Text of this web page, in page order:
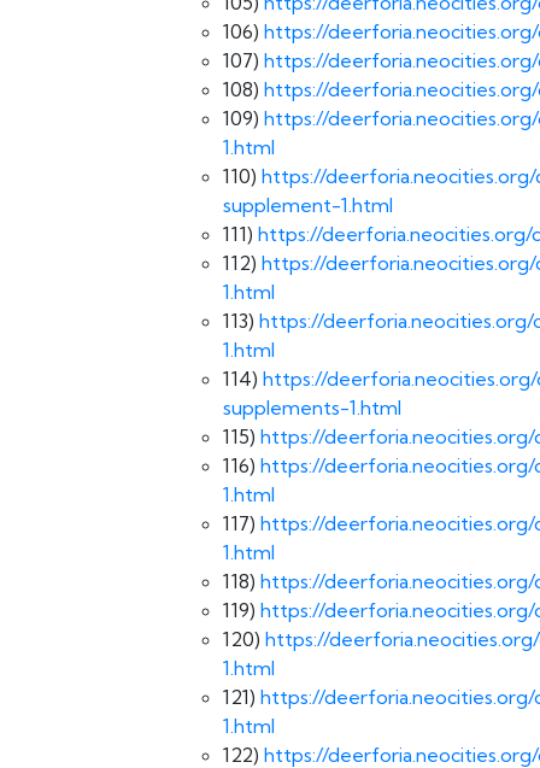
106) https://
107) https://
108) https://
109) https://
1.html
110) https://
supplement-1.html
111) https://
112) https://
1.html
113) https://
1.html
114) https://
supplements-1.html
115) https://
116) https://
1.html
117) https://
1.html
118) https://
119) https://
120) https://
1.html
121) https://
1.html
122) https://